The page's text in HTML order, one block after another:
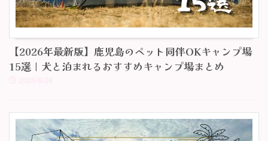
【2026年最新版】鹿児島のペット同伴OKキャンプ場
15選｜犬と泊まれるおすすめキャンプ場まとめ